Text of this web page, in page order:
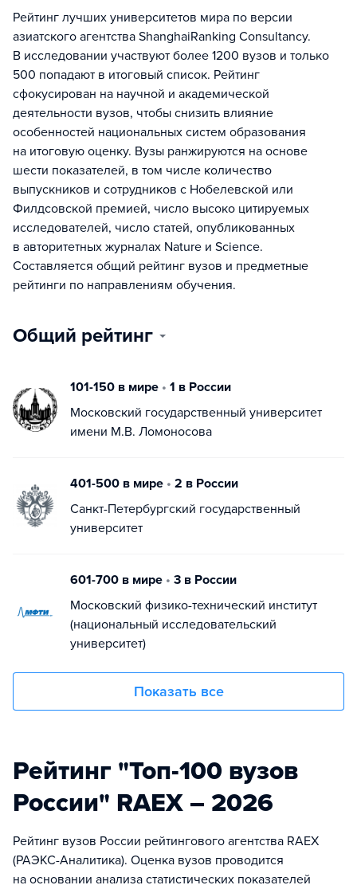
Рейтинг лучших университетов мира по версии
азиатского агентства ShanghaiRanking Consultancy.
В исследовании участвуют более 1200 вузов и только
500 попадают в итоговый список. Рейтинг
сфокусирован на научной и академической
деятельности вузов, чтобы снизить влияние
особенностей национальных систем образования
на итоговую оценку. Вузы ранжируются на основе
шести показателей, в том числе количество
выпускников и сотрудников с Нобелевской или
Филдсовской премией, число высоко цитируемых
исследователей, число статей, опубликованных
в авторитетных журналах Nature и Science.
Составляется общий рейтинг вузов и предметные
рейтинги по направлениям обучения.
Общий рейтинг
101-150 в мире • 1 в России
Московский государственный университет
имени М.В. Ломоносова
401-500 в мире • 2 в России
Санкт-Петербургский государственный
университет
601-700 в мире • 3 в России
Московский физико-технический институт
(национальный исследовательский
университет)
Показать все
Рейтинг "Топ-100 вузов
России" RAEX – 2026
Рейтинг вузов России рейтингового агентства RAEX
(РАЭКС-Аналитика). Оценка вузов проводится
на основании анализа статистических показателей